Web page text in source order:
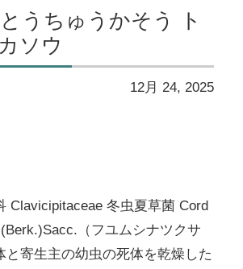
うちゅうかそう ト
ソウ
12月 24, 2025
Clavicipitaceae 冬虫夏草菌 Cord
（フユムシナツクサ
と寄生主の幼虫の死体を乾燥した